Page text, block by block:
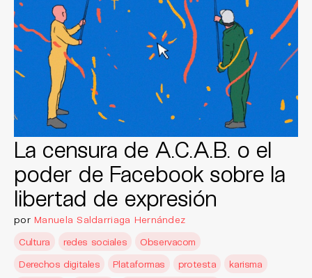
La censura de A.C.A.B. o el
poder de Facebook sobre la
libertad de expresión
por Manuela Saldarriaga Hernández
Cultura
redes sociales
Observacom
Derechos digitales
Plataformas protesta
karisma